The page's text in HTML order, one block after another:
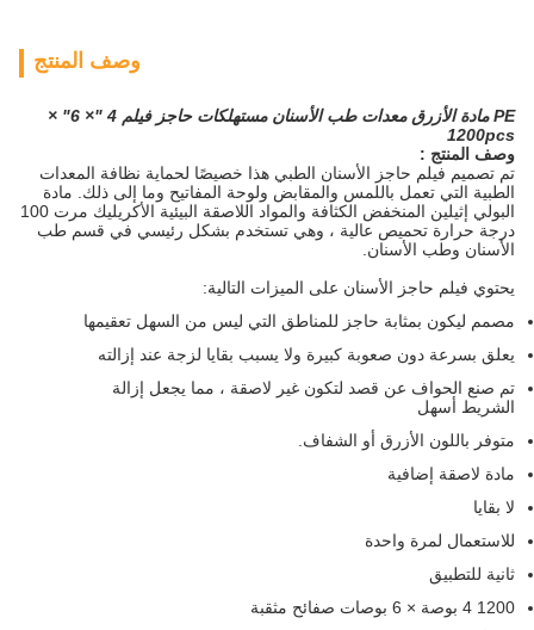
وصف المنتج
PE مادة الأزرق معدات طب الأسنان مستهلكات حاجز فيلم 4 "× 6" ×
1200pcs
وصف المنتج :
تم تصميم فيلم حاجز الأسنان الطبي هذا خصيصًا لحماية نظافة المعدات
الطبية التي تعمل باللمس والمقابض ولوحة المفاتيح وما إلى ذلك. مادة
البولي إثيلين المنخفض الكثافة والمواد اللاصقة البيئية الأكريليك مرت 100
درجة حرارة تحميص عالية ، وهي تستخدم بشكل رئيسي في قسم طب
الأسنان وطب الأسنان.
يحتوي فيلم حاجز الأسنان على الميزات التالية:
مصمم ليكون بمثابة حاجز للمناطق التي ليس من السهل تعقيمها
يعلق بسرعة دون صعوبة كبيرة ولا يسبب بقايا لزجة عند إزالته
تم صنع الحواف عن قصد لتكون غير لاصقة ، مما يجعل إزالة
الشريط أسهل
متوفر باللون الأزرق أو الشفاف.
مادة لاصقة إضافية
لا بقايا
للاستعمال لمرة واحدة
ثانية للتطبيق
1200 4 بوصة × 6 بوصات صفائح مثقبة